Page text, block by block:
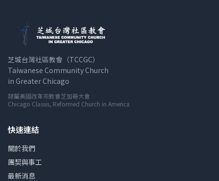
芝城台灣社區教會（TCCGC）
Taiwanese Community Church
in Greater Chicago
隸屬美國改革宗教會芝加哥大會
Chicago Classis, Reformed Church in America
快速連結
關於我們
團契與事工
最新消息